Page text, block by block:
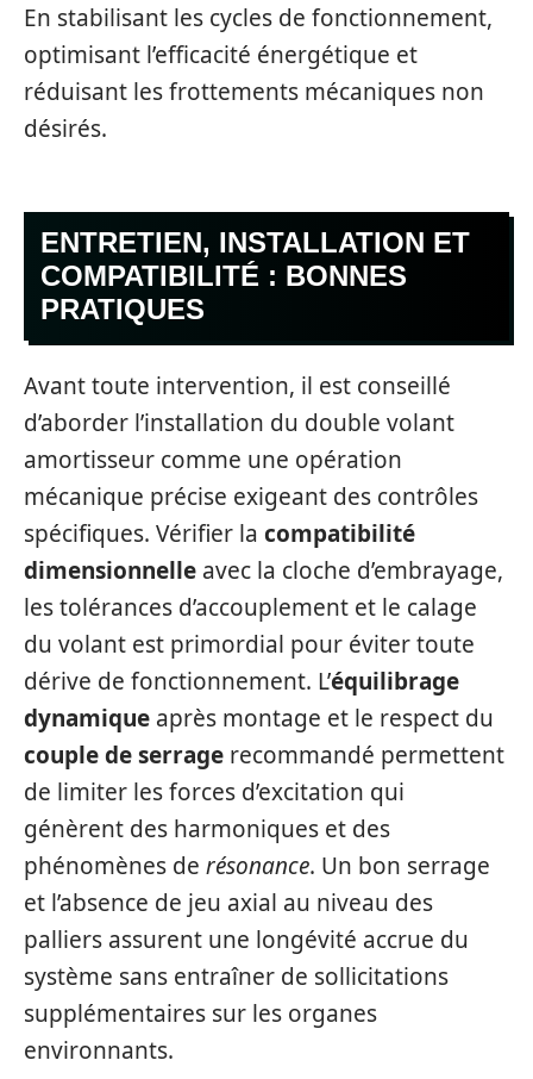
En stabilisant les cycles de fonctionnement,
optimisant l’efficacité énergétique et
réduisant les frottements mécaniques non
désirés.
ENTRETIEN, INSTALLATION ET
COMPATIBILITÉ : BONNES
PRATIQUES
Avant toute intervention, il est conseillé
d’aborder l’installation du double volant
amortisseur comme une opération
mécanique précise exigeant des contrôles
spécifiques. Vérifier la compatibilité
dimensionnelle avec la cloche d’embrayage,
les tolérances d’accouplement et le calage
du volant est primordial pour éviter toute
dérive de fonctionnement. L’équilibrage
dynamique après montage et le respect du
couple de serrage recommandé permettent
de limiter les forces d’excitation qui
génèrent des harmoniques et des
phénomènes de résonance. Un bon serrage
et l’absence de jeu axial au niveau des
palliers assurent une longévité accrue du
système sans entraîner de sollicitations
supplémentaires sur les organes
environnants.